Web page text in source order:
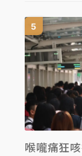
喉嚨痛狂